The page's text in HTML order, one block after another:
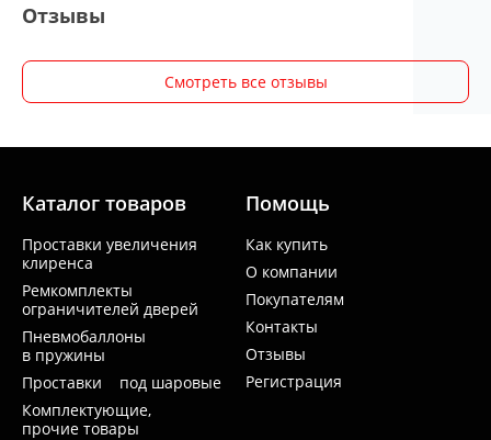
Отзывы
Смотреть все отзывы
Каталог товаров
Проставки увеличения
клиренса
Ремкомплекты
ограничителей дверей
Пневмобаллоны
в пружины
Проставки под шаровые
Комплектующие,
прочие товары
Помощь
Как купить
О компании
Покупателям
Контакты
Отзывы
Регистрация